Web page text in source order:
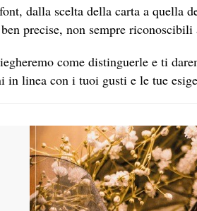
dalla scelta della carta a quella
ben precise, non sempre
come distinguerle e ti
in linea con i tuoi gusti e le tue